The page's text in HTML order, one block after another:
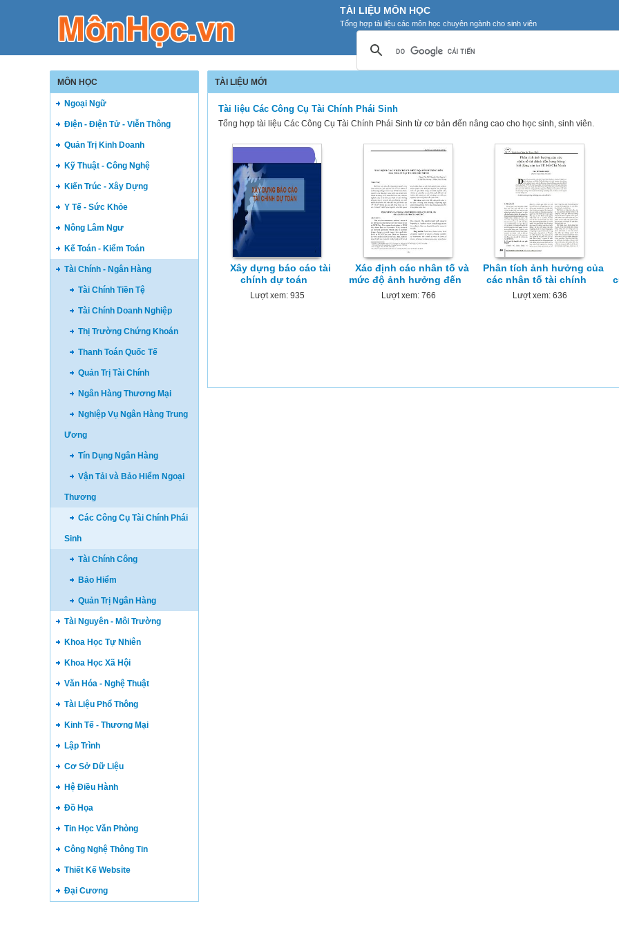
TÀI LIỆU MÔN HỌC
Tổng hợp tài liệu các môn học chuyên ngành cho sinh viên
MÔN HỌC
Ngoại Ngữ
Điện - Điện Tử - Viễn Thông
Quản Trị Kinh Doanh
Kỹ Thuật - Công Nghệ
Kiến Trúc - Xây Dựng
Y Tế - Sức Khỏe
Nông Lâm Ngư
Kế Toán - Kiểm Toán
Tài Chính - Ngân Hàng
Tài Chính Tiền Tệ
Tài Chính Doanh Nghiệp
Thị Trường Chứng Khoán
Thanh Toán Quốc Tế
Quản Trị Tài Chính
Ngân Hàng Thương Mại
Nghiệp Vụ Ngân Hàng Trung
Ương
Tín Dụng Ngân Hàng
Vận Tải và Bảo Hiểm Ngoại
Thương
Các Công Cụ Tài Chính Phái
Sinh
Tài Chính Công
Bảo Hiểm
Quản Trị Ngân Hàng
Tài Nguyên - Môi Trường
Khoa Học Tự Nhiên
Khoa Học Xã Hội
Văn Hóa - Nghệ Thuật
Tài Liệu Phổ Thông
Kinh Tế - Thương Mại
Lập Trình
Cơ Sở Dữ Liệu
Hệ Điều Hành
Đồ Họa
Tin Học Văn Phòng
Công Nghệ Thông Tin
Thiết Kế Website
Đại Cương
TÀI LIỆU MỚI
Tài liệu Các Công Cụ Tài Chính Phái Sinh
Tổng hợp tài liệu Các Công Cụ Tài Chính Phái Sinh từ cơ bản đến nâng cao cho học sinh, sinh viên.
Xây dựng báo cáo tài
chính dự toán
Lượt xem: 935
Xác định các nhân tố và
mức độ ảnh hưởng đến
Lượt xem: 766
Phân tích ảnh hưởng của
các nhân tố tài chính
Lượt xem: 636